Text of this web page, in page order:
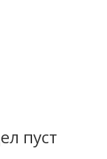
пуст